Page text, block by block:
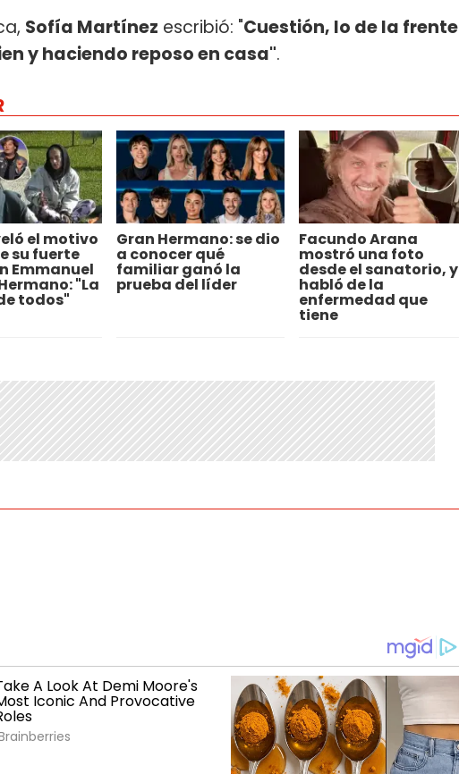
Sofía Martínez escribió: "Cuestión, lo de la frente
y haciendo reposo en casa".
el motivo
su fuerte
Emmanuel
"La
todos"
Gran Hermano: se dio
a conocer qué
familiar ganó la
prueba del líder
Facundo Arana
mostró una foto
desde el sanatorio, y
habló de la
enfermedad que
tiene